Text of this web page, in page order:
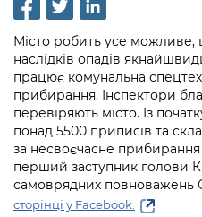
Рішення та
Проєкти
перебувають на
Рішення Київради
Контактна інформація
Графік роботи та
Освіта та навчальні
Дороги, транспорт та
Навколишнє
Містобудування та
Культура, спорт,
Бізнес та ліцензування
Громадська експертиза
Громадський бюджет
Консультації з
Громадська рада
Петиції
Відкритий бюджет
Інформація з
Подати запит онлайн
Проекти нормативно-
інших актів
Нормативна база
Питання і відповіді про
Медіагалерея
Підписатися на новини
КМДА / Subscribe to
from the KCSA
Порядок акредитації
Accreditation process
Подати
Портал Послуг
Місто робить усе можливе,
наслідків опадів
працює комунальна
прибирання. Інспектори
перевіряють місто. Із
понад 5500 приписів та
за несвоєчасне
перший заступник голови
самоврядних повноважень
сторінці у Facebook.